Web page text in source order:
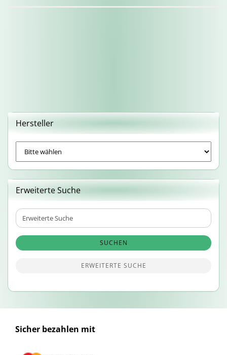
Hersteller
Erweiterte Suche
Erweiterte
Suche
SUCHEN
ERWEITERTE SUCHE
Sicher bezahlen mit